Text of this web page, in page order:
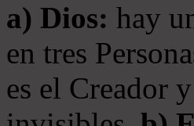
a) Dios: hay
en tres
es el Creador